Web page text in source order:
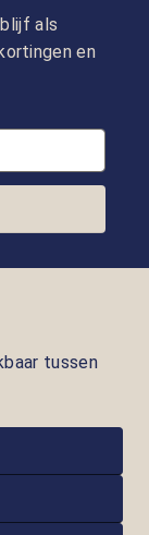
als
en
tussen